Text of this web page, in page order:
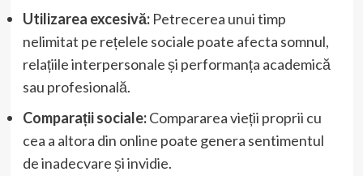
Utilizarea excesivă:Petrecerea unui timp
nelimitat pe rețelele sociale poate afecta somnul,
relațiile interpersonale și performanța academică
sau profesională.
Comparații sociale:Compararea vieții proprii cu
cea a altora din online poate genera sentimentul
de inadecvare și invidie.